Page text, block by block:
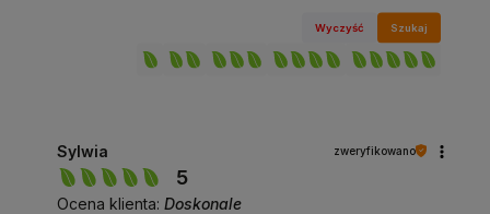
Wyczyść Szukaj
Sylwia zweryfikowano
5
Ocena klienta: Doskonale